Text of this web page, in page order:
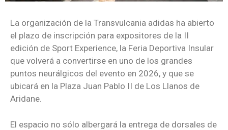
La organización de la Transvulcania adidas ha abierto
el plazo de inscripción para expositores de la II
edición de Sport Experience, la Feria Deportiva Insular
que volverá a convertirse en uno de los grandes
puntos neurálgicos del evento en 2026, y que se
ubicará en la Plaza Juan Pablo II de Los Llanos de
Aridane.
El espacio no sólo albergará la entrega de dorsales de